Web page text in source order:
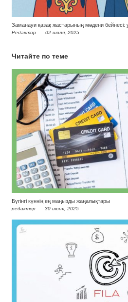
Заманауи қазақ жастарының мәдени бейнесі:
Редактор 02 июля, 2025
Читайте по теме
Бүгінгі күннің ең маңызды жаңалықтары
редактор 30 июня, 2025